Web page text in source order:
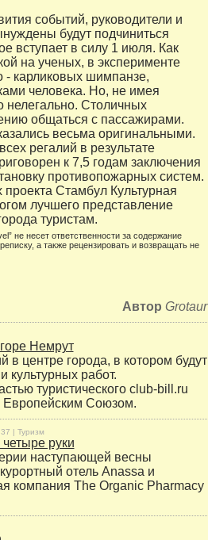
событий, руководители и
будут подчиниться
вступает в силу 1 июля. Как
на ученых, в эксперименте
- карликовых шимпанзе,
человека. Но, не имея
нелегально. Столичных
общаться с пассажирами.
весьма оригинальными.
регалий в результате
к 7,5 годам заключения
противопожарных систем.
Стамбул Культурная
лучшего представление
туристам.
не несет ответственности за содержание
а также рецензировать и возвращать не
Автор Grotaur
Немрут
в центре города, в котором будут
культурных работ.
туристического club-bill.ru
Европейским Союзом.
| Туризм
руки
наступающей весны
отель Anassa и
компания The Organic Pharmacy